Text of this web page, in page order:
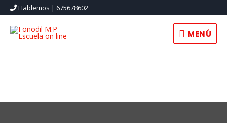
Hablemos | 675678602
MENÚ
MENÚ